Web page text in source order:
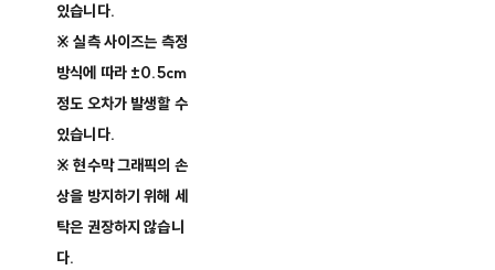
있습니다.
※ 실측 사이즈는 측정
방식에 따라 ±0.5cm
정도 오차가 발생할 수
있습니다.
※ 현수막 그래픽의 손
상을 방지하기 위해 세
탁은 권장하지 않습니
다.